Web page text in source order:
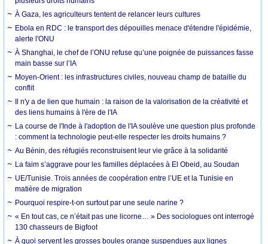
À Gaza, les agriculteurs tentent de relancer leurs cultures
Ebola en RDC : le transport des dépouilles menace d'étendre l'épidémie,
alerte l'ONU
À Shanghai, le chef de l’ONU refuse qu’une poignée de puissances fasse
main basse sur l’IA
Moyen-Orient : les infrastructures civiles, nouveau champ de bataille du
conflit
Il n'y a de lien que humain : la raison de la valorisation de la créativité et
des liens humains à l'ère de l'IA
La course de l'Inde à l'adoption de l'IA soulève une question plus profonde
: comment la technologie peut-elle respecter les droits humains ?
Au Bénin, des réfugiés reconstruisent leur vie grâce à la solidarité
La faim s’aggrave pour les familles déplacées à El Obeid, au Soudan
UE/Tunisie. Trois années de coopération entre l’UE et la Tunisie en
matière de migration
Pourquoi respire-t-on surtout par une seule narine ?
« En tout cas, ce n’était pas une licorne… » Des sociologues ont interrogé
130 chasseurs de Bigfoot
À quoi servent les grosses boules orange suspendues aux lignes